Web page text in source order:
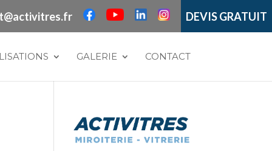
DEVIS GRATUIT
GALERIE CONTACT